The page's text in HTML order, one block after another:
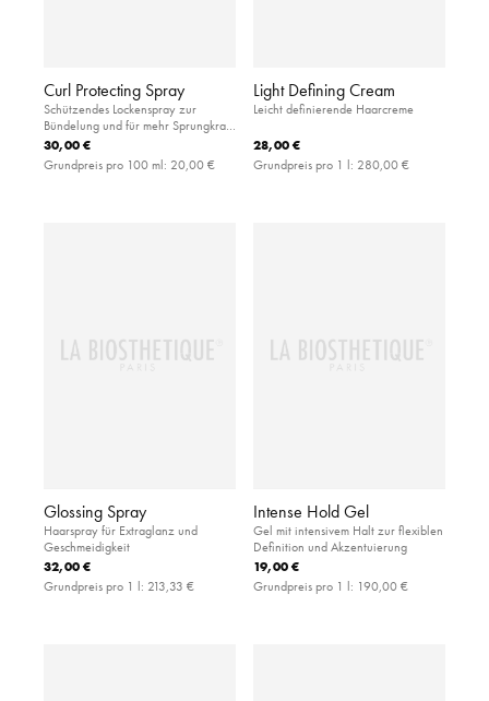
Curl Protecting Spray
Schützendes Lockenspray zur
Bündelung und für mehr Sprungkraft
mit UV-Filter und Hitzeschutz
30,00 €
Grundpreis pro 100 ml: 20,00 €
Light Defining Cream
Leicht definierende Haarcreme
28,00 €
Grundpreis pro 1 l: 280,00 €
Glossing Spray
Haarspray für Extraglanz und
Geschmeidigkeit
32,00 €
Grundpreis pro 1 l: 213,33 €
Intense Hold Gel
Gel mit intensivem Halt zur flexiblen
Definition und Akzentuierung
19,00 €
Grundpreis pro 1 l: 190,00 €